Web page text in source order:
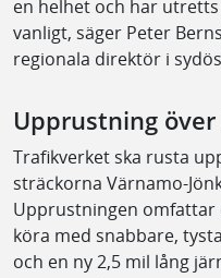
en helhet och har
vanligt, säger Peter
regionala direktör i
Upprustning
Trafikverket ska rusta
sträckorna Värnamo-
Upprustningen
köra med snabbare,
och en ny 2,5 mil lång